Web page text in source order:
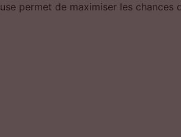
permet de maximiser les chances